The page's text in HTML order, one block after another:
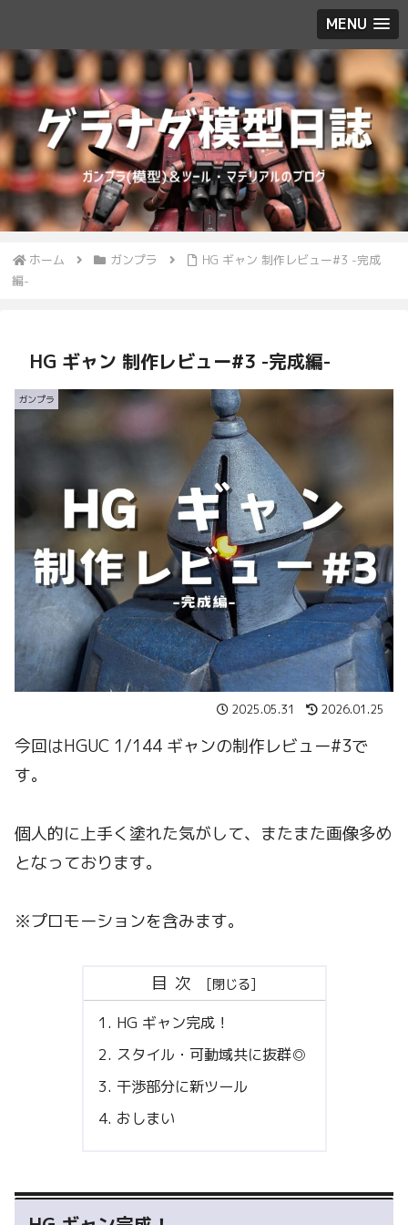
MENU
ホーム ガンプラ
HG ギャン 制作レビュー#3 -完成
編-
HG ギャン 制作レビュー#3 -完成編-
ガンプラ
2025.05.31 2026.01.25
今回はHGUC 1/144 ギャンの制作レビュー#3で
す。
個人的に上手く塗れた気がして、またまた画像多め
となっております。
※プロモーションを含みます。
目次
HG ギャン完成！
スタイル・可動域共に抜群◎
干渉部分に新ツール
おしまい